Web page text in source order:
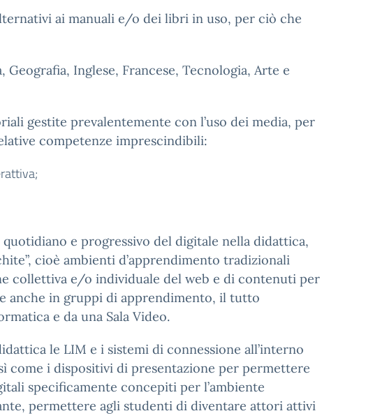
ai manuali e/o dei libri in uso, per ciò che
Inglese, Francese, Tecnologia, Arte e
gestite prevalentemente con l’uso dei media, per
competenze imprescindibili:
e progressivo del digitale nella didattica,
cioè ambienti d’apprendimento tradizionali
collettiva e/o individuale del web e di contenuti per
anche in gruppi di apprendimento, il tutto
e da una Sala Video.
le LIM e i sistemi di connessione all’interno
come i dispositivi di presentazione per permettere
specificamente concepiti per l’ambiente
permettere agli studenti di diventare attori attivi